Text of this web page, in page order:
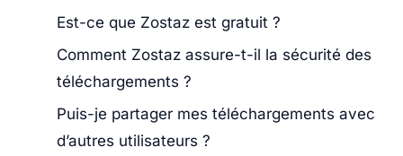
Est-ce que Zostaz est gratuit ?
Comment Zostaz assure-t-il la sécurité des
téléchargements ?
Puis-je partager mes téléchargements avec
d’autres utilisateurs ?